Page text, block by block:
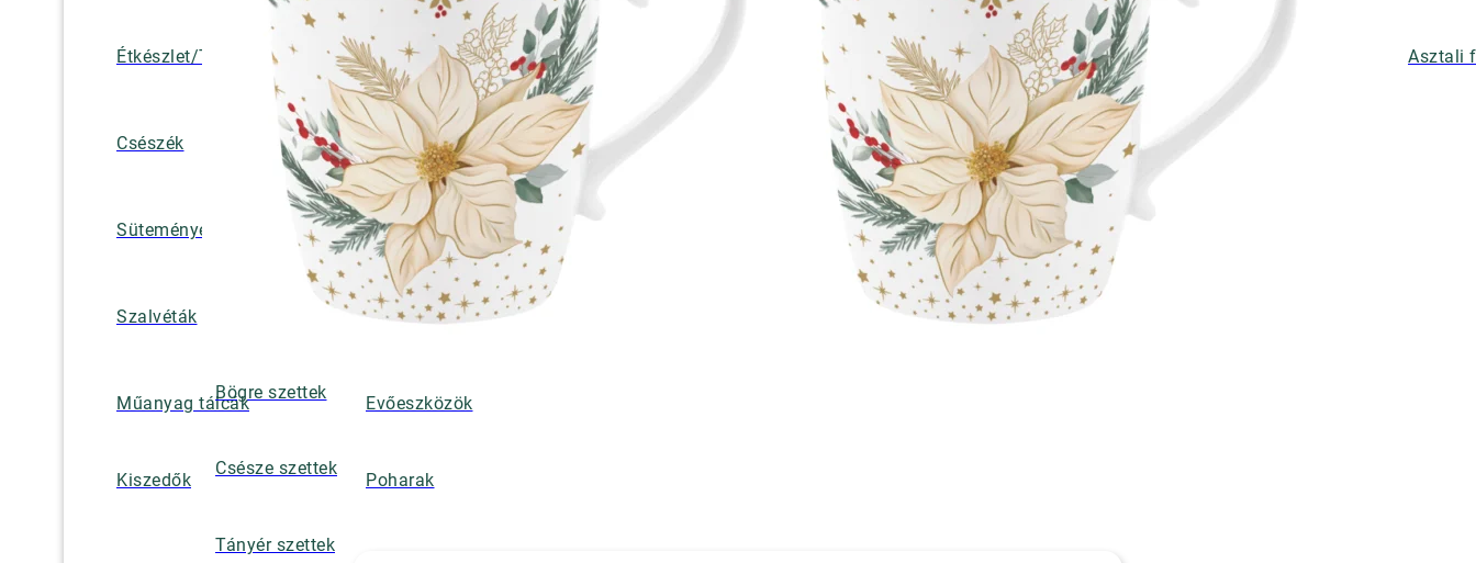
Étkészlet/Tányérkészlet Bögrék
Csészék
Teáskannák, kancsók,
tejkiöntők, cukortartók
Süteményes és tortatálak Pohár / tányéralátétek
Szalvéták
Szalvétatartók, só- és
borsszórók
Műanyag tálcák Evőeszközök
Kiszedők Poharak
Bögre szettek
Csésze szettek
Tányér szettek
Asztali